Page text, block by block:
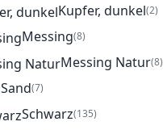
Kupfer, dunkel(2)
Messing(8)
Messing Natur(8)
Sand(7)
Schwarz(135)